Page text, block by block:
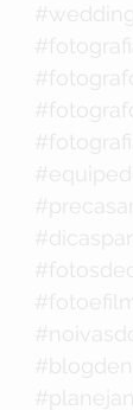
#wedding